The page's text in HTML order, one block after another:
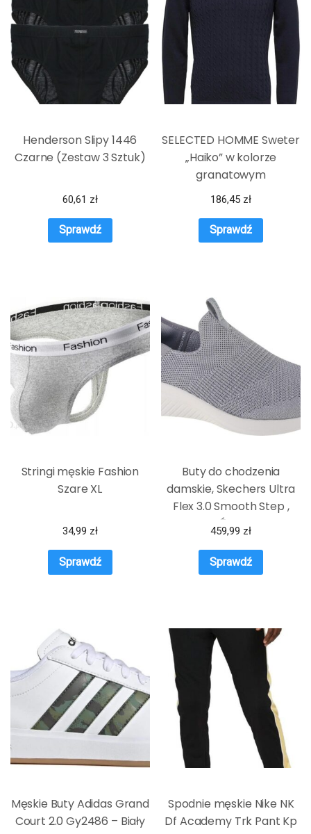
Henderson Slipy 1446
Czarne (Zestaw 3 Sztuk)
60,61 zł
Sprawdź
SELECTED HOMME Sweter
„Haiko” w kolorze
granatowym
186,45 zł
Sprawdź
Stringi męskie Fashion
Szare XL
34,99 zł
Sprawdź
Buty do chodzenia
damskie, Skechers Ultra
Flex 3.0 Smooth Step ,
SPRAWDŹ OKAZJE NA
WIOSNĘ
459,99 zł
Sprawdź
Męskie Buty Adidas Grand
Court 2.0 Gy2486 – Biały
Spodnie męskie Nike NK
Df Academy Trk Pant Kp